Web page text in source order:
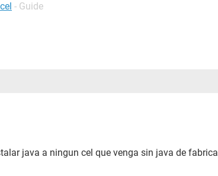
- Guide
java a ningun cel que venga sin java de fabrica